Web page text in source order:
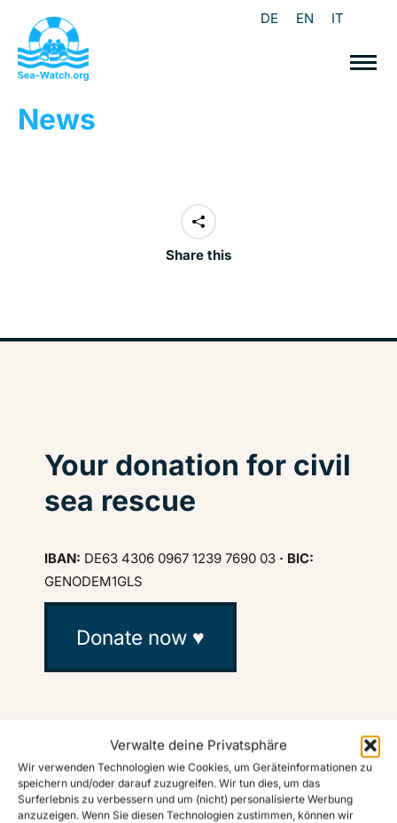
Verwalte deine Privatsphäre
Wir verwenden Technologien wie Cookies, um Geräteinformationen zu
speichern und/oder darauf zuzugreifen. Wir tun dies, um das
Surferlebnis zu verbessern und um (nicht) personalisierte Werbung
anzuzeigen. Wenn Sie diesen Technologien zustimmen, können wir
DE EN IT
News
Share this
Your donation for civil
sea rescue
IBAN: DE63 4306 0967 1239 7690 03 · BIC:
GENODEM1GLS
Donate now ♥